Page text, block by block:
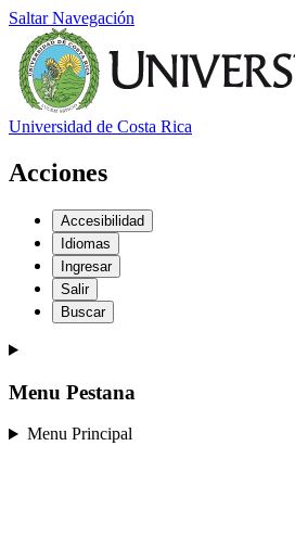
Saltar Navegación
Universidad de Costa Rica
Acciones
Accesibilidad
Idiomas
Ingresar
Salir
Buscar
Menu Pestana
Menu Principal